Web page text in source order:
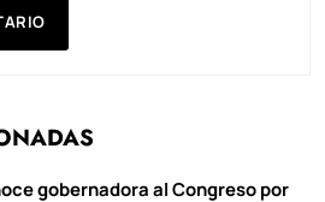
gobernadora al Congreso por